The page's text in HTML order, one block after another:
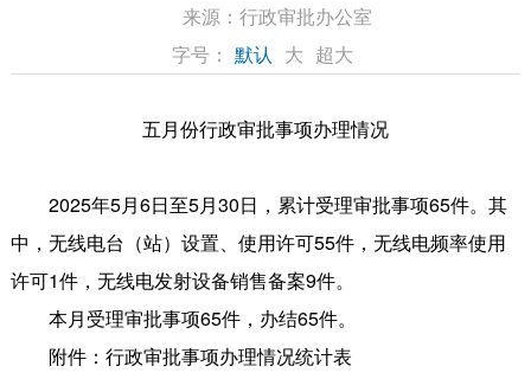
来源： 行政审批办公室
字号： 默认 大 超大
五月份行政审批事项办理情况
2025年5月6日至5月30日，累计受理审批事项65件。其
中，无线电台（站）设置、使用许可55件，无线电频率使用
许可1件，无线电发射设备销售备案9件。
本月受理审批事项65件，办结65件。
附件：行政审批事项办理情况统计表